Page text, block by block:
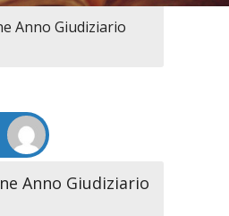
Anno Giudiziario
Anno Giudiziario